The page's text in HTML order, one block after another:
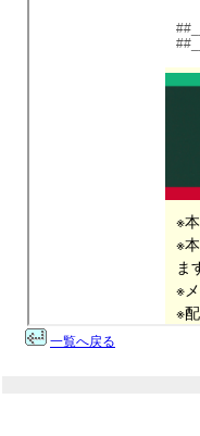
一覧へ戻る